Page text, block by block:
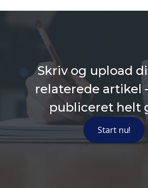
Skriv og upload
relaterede artikel
publiceret helt
Start nu!